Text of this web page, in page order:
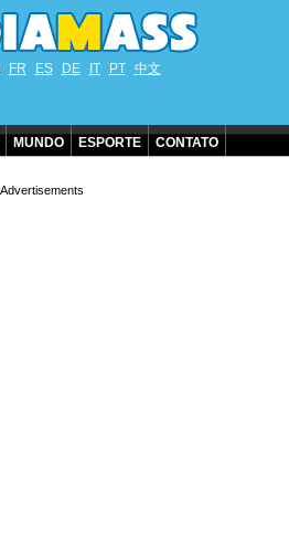
FR ES DE IT PT 中文
MUNDO ESPORTE CONTATO